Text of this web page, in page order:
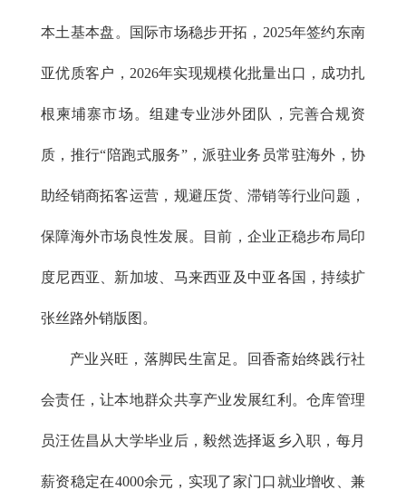
本土基本盘。国际市场稳步开拓，2025年签约东南
亚优质客户，2026年实现规模化批量出口，成功扎
根柬埔寨市场。组建专业涉外团队，完善合规资
质，推行“陪跑式服务”，派驻业务员常驻海外，协
助经销商拓客运营，规避压货、滞销等行业问题，
保障海外市场良性发展。目前，企业正稳步布局印
度尼西亚、新加坡、马来西亚及中亚各国，持续扩
张丝路外销版图。
产业兴旺，落脚民生富足。回香斋始终践行社
会责任，让本地群众共享产业发展红利。仓库管理
员汪佐昌从大学毕业后，毅然选择返乡入职，每月
薪资稳定在4000余元，实现了家门口就业增收、兼